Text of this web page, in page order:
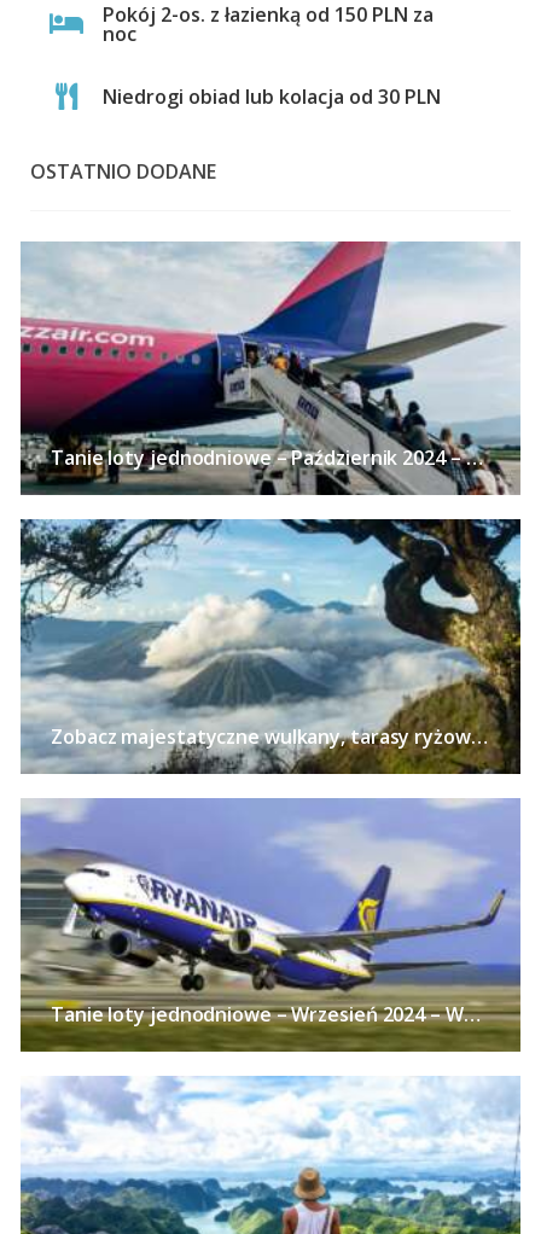
Pokój 2-os. z łazienką od 150 PLN za
noc
Niedrogi obiad lub kolacja od 30 PLN
OSTATNIO DODANE
Tanie loty jednodniowe – Październik 2024 – 24 pomysły na wycieczki bez noclegu z polskich miast już od 113 PLN!
Zobacz majestatyczne wulkany, tarasy ryżowe i zabytkowe świątynie na Jawie – Loty z pięciu polskich miast od 2540 PLN!
Tanie loty jednodniowe – Wrzesień 2024 – Wycieczki samolotem z polskich miast już od 113 PLN w obie strony!